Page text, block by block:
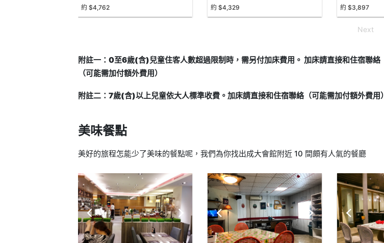
約 $4,762 約 $4,329 約 $3,897
附註一：0至6歲(含)兒童住客人數超過限制時，需另付加床費用。 加床請直接和住宿聯絡
（可能需加付額外費用）
附註二：7歲(含)以上兒童依大人標準收費。加床請直接和住宿聯絡（可能需加付額外費用）
美味餐點
美好的旅程怎能少了美味的餐點呢，我們為你找出成大會館附近 10 間頗有人氣的餐廳